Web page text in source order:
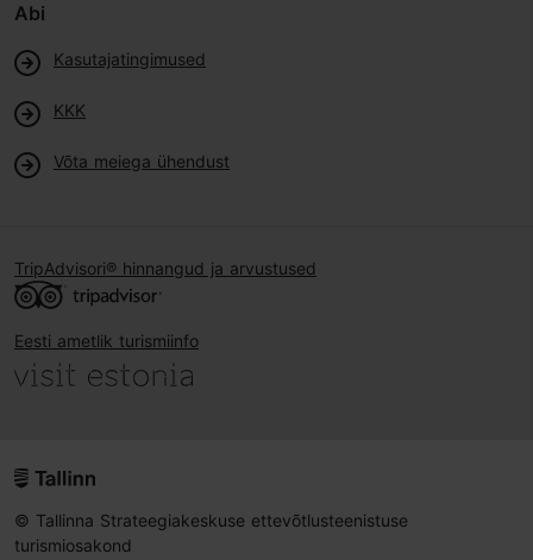
Abi
Kasutajatingimused
KKK
Võta meiega ühendust
TripAdvisori® hinnangud ja arvustused
Eesti ametlik turismiinfo
© Tallinna Strateegiakeskuse ettevõtlusteenistuse
turismiosakond